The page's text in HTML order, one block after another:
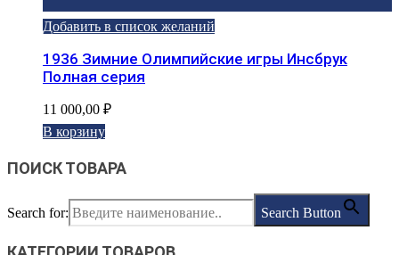
Добавить в список желаний
1936 Зимние Олимпийские игры Инсбрук
Полная серия
11 000,00 ₽
В корзину
ПОИСК ТОВАРА
Search for: Search Button